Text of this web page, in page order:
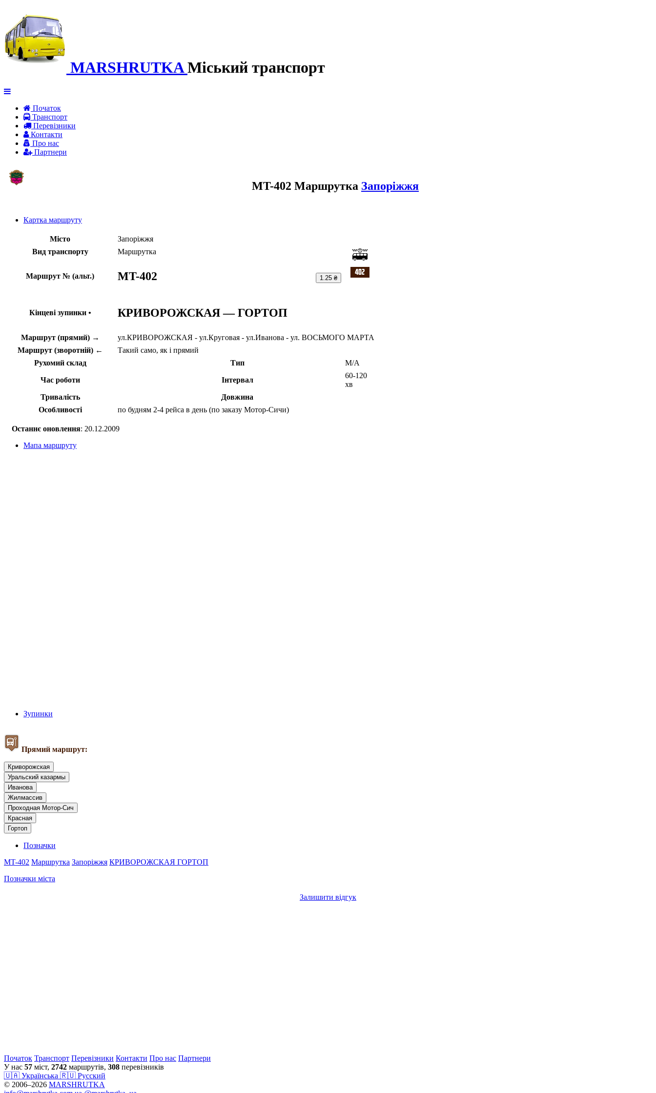
MARSHRUTKA Міський транспорт
Початок
Транспорт
Перевiзники
Контакти
Про нас
Партнери
MT-402 Маршрутка Запоріжжя
Картка маршруту
Місто
Запоріжжя
Вид транспорту
Маршрутка
Маршрут № (альт.) MT-402 1.25 ₴
Кінцеві зупинки • КРИВОРОЖСКАЯ — ГОРТОП
Маршрут (прямий) →
ул.КРИВОРОЖСКАЯ - ул.Круговая - ул.Иванова - ул. ВОСЬМОГО МАРТА
Маршрут (зворотній) ←
Такий само, як і прямий
Рухомий склад
Тип М/А
Час роботи Інтервал
60-120
хв
Тривалість
Довжина
Особливості
по будням 2-4 рейса в день (по заказу Мотор-Сичи)
Останнє оновлення: 20.12.2009
Мапа маршруту
Зупинки
Прямий маршрут:
Криворожская
Уральский казармы
Иванова
Жилмассив
Проходная Мотор-Сич
Красная
Гортоп
Позначки
MT-402 Маршрутка Запоріжжя КРИВОРОЖСКАЯ ГОРТОП
Позначки міста
Залишити відгук
Початок Транспорт Перевiзники Контакти Про нас Партнери
У нас 57 міст, 2742 маршрутів, 308 перевізників
🇺🇦 Українська 🇷🇺 Русский
© 2006–2026 MARSHRUTKA